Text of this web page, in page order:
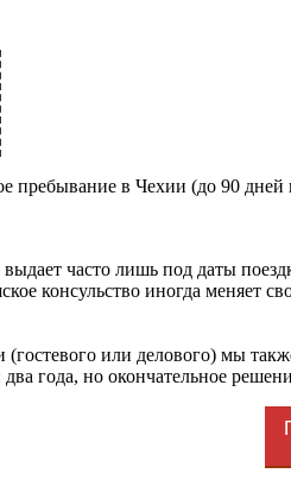
пребывание в Чехии (до 90
часто лишь под даты
консульство иногда меняет
или делового) мы
года, но окончательное